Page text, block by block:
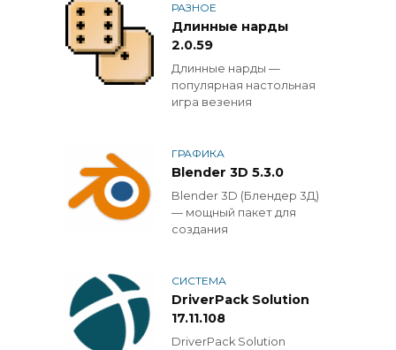
РАЗНОЕ
Длинные нарды
2.0.59
Длинные нарды —
популярная настольная
игра везения
ГРАФИКА
Blender 3D 5.3.0
Blender 3D (Блендер 3Д)
— мощный пакет для
создания
СИСТЕМА
DriverPack Solution
17.11.108
DriverPack Solution